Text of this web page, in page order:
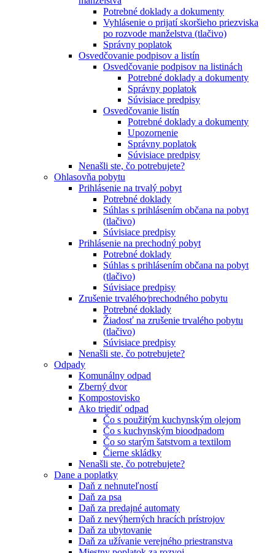
Potrebné doklady a dokumenty
Vyhlásenie o prijatí skoršieho priezviska
po rozvode manželstva (tlačivo)
Správny poplatok
Osvedčovanie podpisov a listín
Osvedčovanie podpisov na listinách
Potrebné doklady a dokumenty
Správny poplatok
Súvisiace predpisy
Osvedčovanie listín
Potrebné doklady a dokumenty
Upozornenie
Správny poplatok
Súvisiace predpisy
Nenašli ste, čo potrebujete?
Ohlasovňa pobytu
Prihlásenie na trvalý pobyt
Potrebné doklady
Súhlas s prihlásením občana na pobyt
(tlačivo)
Súvisiace predpisy
Prihlásenie na prechodný pobyt
Potrebné doklady
Súhlas s prihlásením občana na pobyt
(tlačivo)
Súvisiace predpisy
Zrušenie trvalého⁄prechodného pobytu
Potrebné doklady
Žiadosť na zrušenie trvalého pobytu
(tlačivo)
Súvisiace predpisy
Nenašli ste, čo potrebujete?
Odpady
Komunálny odpad
Zberný dvor
Kompostovisko
Ako triediť odpad
Čo s použitým kuchynským olejom
Čo s kuchynským bioodpadom
Čo so starým šatstvom a textilom
Čierne skládky
Nenašli ste, čo potrebujete?
Dane a poplatky
Daň z nehnuteľností
Daň za psa
Daň za predajné automaty
Daň z nevýherných hracích prístrojov
Daň za ubytovanie
Daň za užívanie verejného priestranstva